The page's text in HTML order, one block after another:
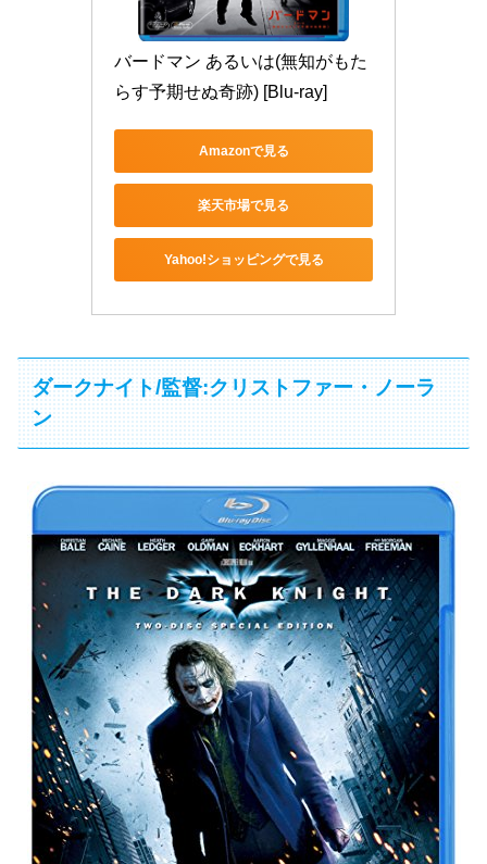
バードマン あるいは(無知がもた
らす予期せぬ奇跡) [Blu-ray]
Amazonで見る
楽天市場で見る
Yahoo!ショッピングで見る
ダークナイト/監督:クリストファー・ノーラ
ン